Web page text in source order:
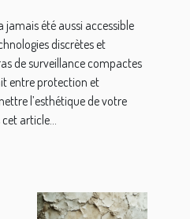
jamais été aussi accessible
discrètes et
de surveillance compactes
entre protection et
l’esthétique de votre
article...